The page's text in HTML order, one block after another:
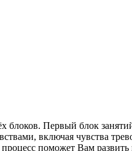
блоков. Первый блок
включая чувства
поможет Вам